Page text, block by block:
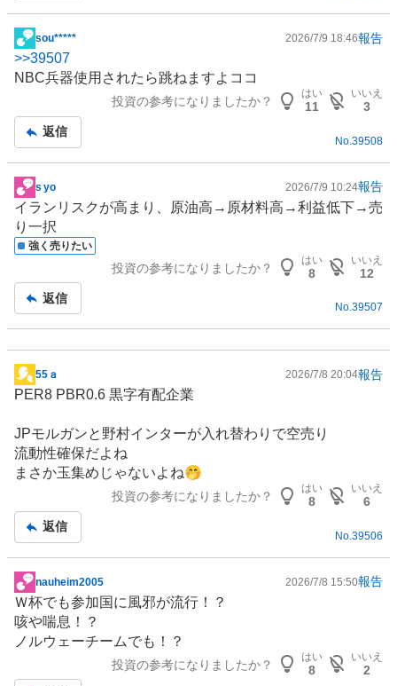
掲
示
板
sou***** 2026/7/9 18:46報告
>>39507
NBC兵器使用されたら跳ねますよココ
投資の参考になりましたか？
はい
11
いいえ
3
返信
No. 39508
掲
示
板
記
s yo 2026/7/9 10:24報告
イランリスクが高まり、原油高→原材料高→利益低下→売
り一択
強く売りたい
投資の参考になりましたか？
はい
8
いいえ
12
返信
No.39507
掲
示
記
事
55ａ 2026/7/8 20:04報告
PER8 PBR0.6 黒字有配企業
JPモルガンと野村インターが入れ替わりで空売り
流動性確保だよね
まさか玉集めじゃないよね🤭
投資の参考になりましたか？
はい
8
いいえ
6
返信
No. 39506
掲
示
板
記
nauheim2005 2026/7/8 15:50報告
Ｗ杯でも参加国に風邪が流行！？
咳や喘息！？
ノルウェーチームでも！？
投資の参考になりましたか？
はい
8
いいえ
2